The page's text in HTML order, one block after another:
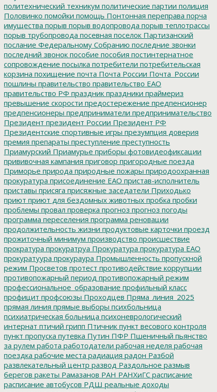
политехнический техникум политические партии полиция
Половинко помойки помощь Понтонная переправа порча
имущества порыв порыв водопровода порыв теплотрассы
порыв трубопровода посевная поселок Партизанский
послание Федеральному Собранию последние звонки
последний звонок пособие пособия постинтернатное
сопровождение посылка потребители потребительская
корзина похищение почта Почта России Почта_России
пошлины правительство правительство ЕАО
правительство РФ праздник праздники праймериз
превышение скорости предостережение предпенсионер
предпенсионеры предприниматели предпринимательство
Президент президент России Президент РФ
Президентские спортивные игры презумпция доверия
премия препараты преступление преступность
Приамурский Приамурье приборы фотовидеофиксации
прививочная кампания приговор пригородные поезда
Приморье природа природные пожары природоохранная
прокуратура присоединение ЕАО пристав-исполнитель
приставы присяга присяжные заседатели Приходько
приют приют для бездомных животных пробка пробки
проблемы провал проверка прогноз прогноз погоды
программа переселения программа реновации
продолжительность жизни продуктовые карточки проезд
прожиточный минимум производство происшествие
прократура прокуратруа Прокуратура прокуратура ЕАО
прокуратуура прокураура Промышленность пропускной
режим Просветов протест противодействие коррупции
противопожарный период противопожарный режим
профессиональное_образование профильный класс
профицит профсоюзы Проходцев Пряма_линия_2025
прямая линия прямые выборы психбольница
психиатрическая больница психоневрологический
интернат птичий грипп Птичник пункт весового контроля
пункт пропуска путевка Путин ПФР Пшеничный пьянство
за рулем работа работодатели рабочая неделя рабочая
поездка рабочие места радиация радон Разбой
развлекательный центр развод Раздольное размыв
берегов ракеты Рамазанов РАН РАНХиГС расписание
расписание автобусов РДШ реальные доходы